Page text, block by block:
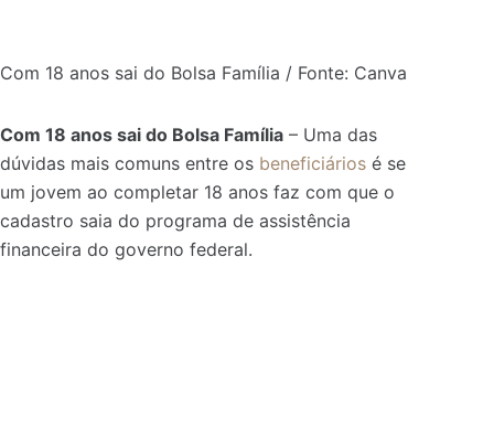
Com 18 anos sai do Bolsa Família / Fonte: Canva
Com 18 anos sai do Bolsa Família – Uma das
dúvidas mais comuns entre os beneficiários é se
um jovem ao completar 18 anos faz com que o
cadastro saia do programa de assistência
financeira do governo federal.